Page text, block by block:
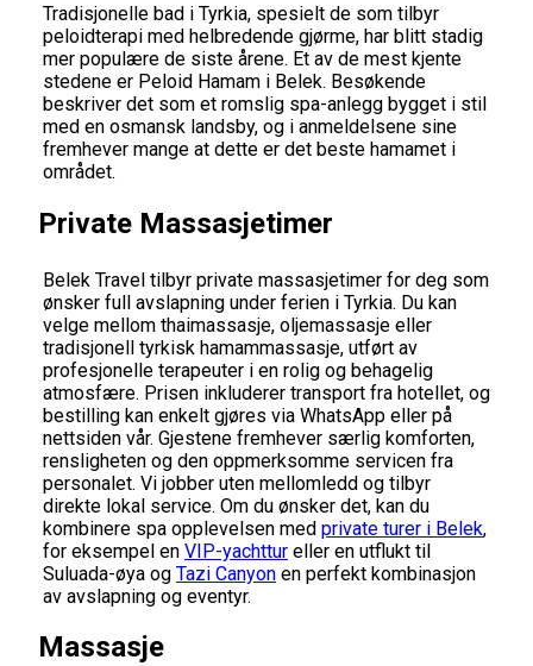
Tradisjonelle bad i Tyrkia, spesielt de som tilbyr
peloidterapi med helbredende gjørme, har blitt stadig
mer populære de siste årene. Et av de mest kjente
stedene er Peloid Hamam i Belek. Besøkende
beskriver det som et romslig spa-anlegg bygget i stil
med en osmansk landsby, og i anmeldelsene sine
fremhever mange at dette er det beste hamamet i
området.
Private Massasjetimer
Belek Travel tilbyr private massasjetimer for deg som
ønsker full avslapning under ferien i Tyrkia. Du kan
velge mellom thaimassasje, oljemassasje eller
tradisjonell tyrkisk hamammassasje, utført av
profesjonelle terapeuter i en rolig og behagelig
atmosfære. Prisen inkluderer transport fra hotellet, og
bestilling kan enkelt gjøres via WhatsApp eller på
nettsiden vår. Gjestene fremhever særlig komforten,
rensligheten og den oppmerksomme servicen fra
personalet. Vi jobber uten mellomledd og tilbyr
direkte lokal service. Om du ønsker det, kan du
kombinere spa opplevelsen med private turer i Belek,
for eksempel en VIP-yachttur eller en utflukt til
Suluada-øya og Tazi Canyon en perfekt kombinasjon
av avslapning og eventyr.
Massasje